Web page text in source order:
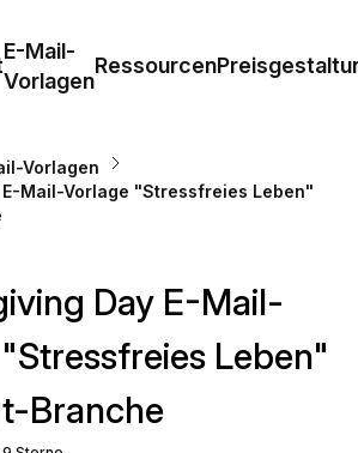
E-Mail-
Vorlagen
Ressourcen
Vorlagen
Mail-Vorlage "Stressfreies Leben"
Day E-Mail-
Leben"
Branche